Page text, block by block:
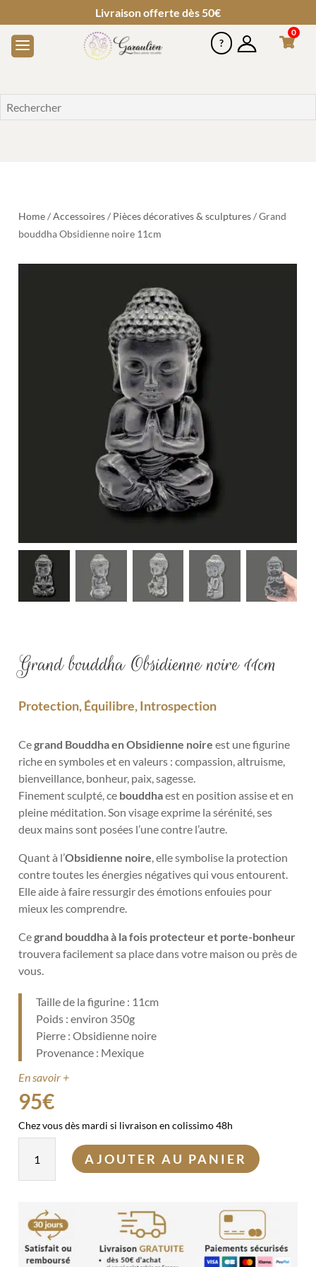
Livraison offerte dès 50€
0
Home/Accessoires/ Pièces décoratives & sculptures/ Grand
bouddha Obsidienne noire 11cm
Grand bouddha Obsidienne noire 11cm
Protection, Équilibre, Introspection
Cegrand Bouddha en Obsidienne noire est une figurine
riche en symboles et en valeurs : compassion, altruisme,
bienveillance, bonheur, paix, sagesse.
Finement sculpté, ce bouddhaest en position assise et en
pleine méditation. Son visage exprime la sérénité, ses
deux mains sont posées l’une contre l’autre.
Quant à l’Obsidienne noire , elle symbolise la protection
contre toutes les énergies négatives qui vous entourent.
Elle aide à faire ressurgir des émotions enfouies pour
mieux les comprendre.
Cegrand bouddha à la fois protecteur et porte-bonheur
trouvera facilement sa place dans votre maison ou près de
vous.
Taille de la figurine : 11cm
Poids : environ 350g
Pierre : Obsidienne noire
Provenance : Mexique
En savoir +
95€
Chez vous dès mardi si livraison en colissimo 48h
Grand
Obsidienne
noire
11cm
AJOUTER AU PANIER